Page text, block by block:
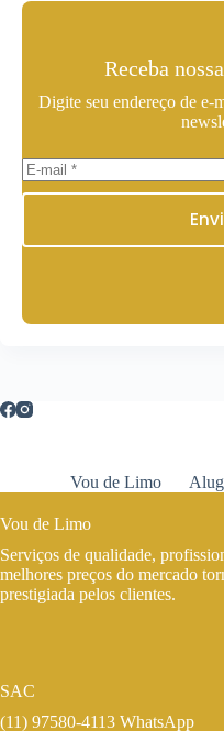
Receba
Digite seu endereço de e-
Vou de Limo
Vou de Limo
Serviços de qualidade,
melhores preços do mercado
prestigiada pelos clientes.
SAC
(11) 97580-4113 WhatsApp